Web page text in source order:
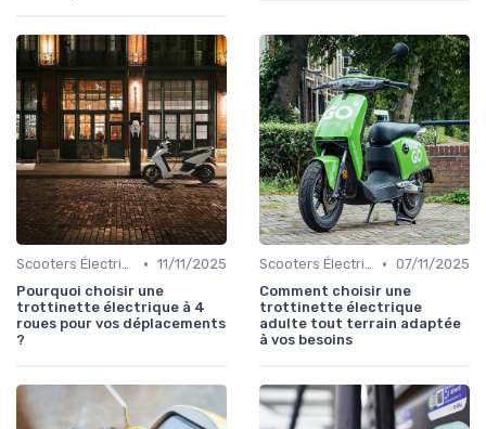
Scooters Électriques • 11/11/2025
Pourquoi choisir une
trottinette électrique à 4
roues pour vos déplacements
?
Scooters Électriques • 07/11/2025
Comment choisir une
trottinette électrique
adulte tout terrain adaptée
à vos besoins